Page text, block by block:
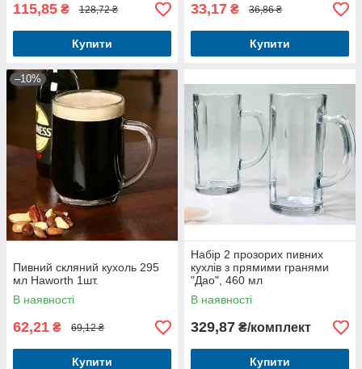
115,85 ₴ 128,72 ₴
Купити
33,17 ₴ 36,86 ₴
Купити
–10%
Пивний скляний кухоль 295
мл Haworth 1шт.
В наявності
62,21 ₴ 69,12 ₴
Купити
Набір 2 прозорих пивних
кухлів з прямими гранями
"Дао", 460 мл
В наявності
329,87 ₴/комплект
Купити